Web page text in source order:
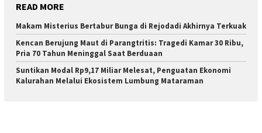
READ MORE
Makam Misterius Bertabur Bunga di Rejodadi Akhirnya Terkuak
Kencan Berujung Maut di Parangtritis: Tragedi Kamar 30 Ribu,
Pria 70 Tahun Meninggal Saat Berduaan
Suntikan Modal Rp9,17 Miliar Melesat, Penguatan Ekonomi
Kalurahan Melalui Ekosistem Lumbung Mataraman